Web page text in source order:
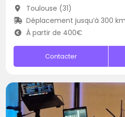
Toulouse (31)
Déplacement jusqu’à 300
À partir de 400€
Contacter